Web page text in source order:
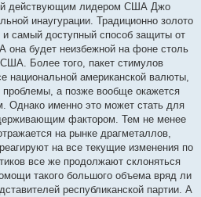
действующим лидером США Джо
инаугурации. Традиционно золото
и самый доступный способ защиты от
она будет неизбежной на фоне столь
Более того, пакет стимулов
национальной американской валюты,
проблемы, а позже вообще окажется
Однако именно это может стать для
фактором. Тем не менее
на рынке драгметаллов,
на все текущие изменения по
все же продолжают склоняться
такого большого объема вряд ли
республиканской партии. А